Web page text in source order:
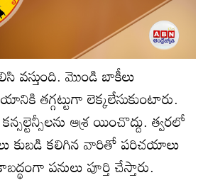
వస్తుంది. మొండి బాకీలు
తగ్గట్టుగా లెక్కలేసుకుంటారు.
ఆశ్ర యించొద్దు. త్వరలో
కుబడి కలిగిన వారితో పరిచయాలు
పనులు పూర్తి చేస్తారు.